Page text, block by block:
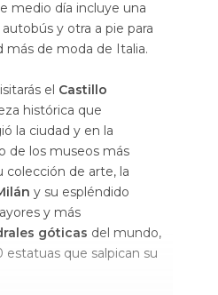
medio día incluye una
y otra a pie para
más de moda de Italia.
el Castillo
histórica que
la ciudad y en la
de los museos más
colección de arte, la
y su espléndido
y más
góticas del mundo,
estatuas que salpican su